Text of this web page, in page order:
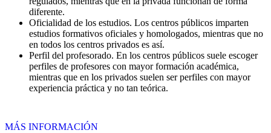
diferente.
Oficialidad de los estudios. Los centros públicos imparten
estudios formativos oficiales y homologados, mientras que no
en todos los centros privados es así.
Perfil del profesorado. En los centros públicos suele escoger
perfiles de profesores con mayor formación académica,
mientras que en los privados suelen ser perfiles con mayor
experiencia práctica y no tan teórica.
MÁS INFORMACIÓN